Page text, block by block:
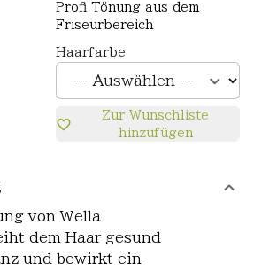
Profi Tönung aus dem
Friseurbereich
Haarfarbe
Zur Wunschliste
hinzufügen
von Wella
dem Haar gesund
und bewirkt ein